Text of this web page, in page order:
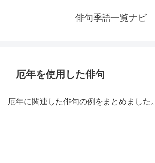
俳句季語一覧ナビ
厄年を使用した俳句
厄年に関連した俳句の例をまとめました。